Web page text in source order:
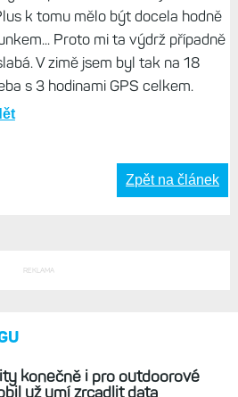
k tomu mělo být docela hodně
Proto mi ta výdrž případně
V zimě jsem byl tak na 18
s 3 hodinami GPS celkem.
Zpět na článek